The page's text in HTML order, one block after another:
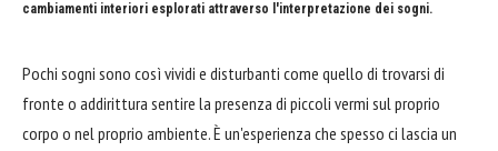
cambiamenti interiori esplorati attraverso l'interpretazione dei sogni.
Pochi sogni sono così vividi e disturbanti come quello di trovarsi di
fronte o addirittura sentire la presenza di piccoli vermi sul proprio
corpo o nel proprio ambiente. È un'esperienza che spesso ci lascia un